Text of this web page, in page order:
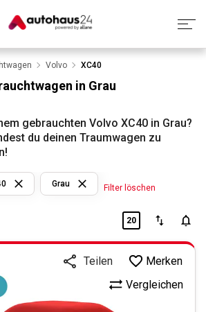
Alle Fragen & Antworten
um die Inzahlungnahme
Volvo XC40
in Grau
gebrauchten Volvo XC40 in Grau?
du deinen Traumwagen zu
Grau Filter löschen
20
Vergleichen
Teilen Merken